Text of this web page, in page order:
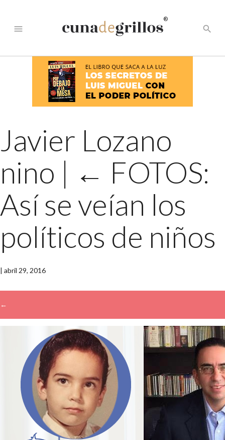
menu
®
search
Javier Lozano
nino | ← FOTOS:
Así se veían los
políticos de niños
| abril 29, 2016
←